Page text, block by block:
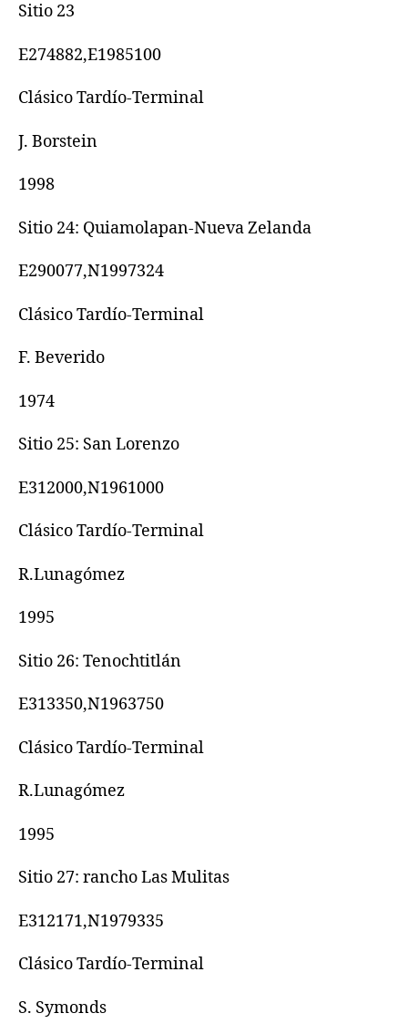
Sitio 23
E274882,E1985100
Clásico Tardío-Terminal
J. Borstein
1998
Sitio 24: Quiamolapan-Nueva Zelanda
E290077,N1997324
Clásico Tardío-Terminal
F. Beverido
1974
Sitio 25: San Lorenzo
E312000,N1961000
Clásico Tardío-Terminal
R.Lunagómez
1995
Sitio 26: Tenochtitlán
E313350,N1963750
Clásico Tardío-Terminal
R.Lunagómez
1995
Sitio 27: rancho Las Mulitas
E312171,N1979335
Clásico Tardío-Terminal
S. Symonds